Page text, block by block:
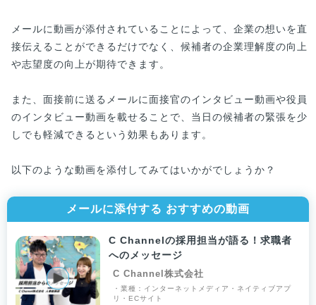
メールに動画が添付されていることによって、企業の想いを直
接伝えることができるだけでなく、候補者の企業理解度の向上
や志望度の向上が期待できます。
また、面接前に送るメールに面接官のインタビュー動画や役員
のインタビュー動画を載せることで、当日の候補者の緊張を少
しでも軽減できるという効果もあります。
以下のような動画を添付してみてはいかがでしょうか？
メールに添付する おすすめの動画
C Channelの採用担当が語る！求職者
へのメッセージ
C Channel株式会社
・業種：インターネットメディア・ネイティブアプ
リ・ECサイト